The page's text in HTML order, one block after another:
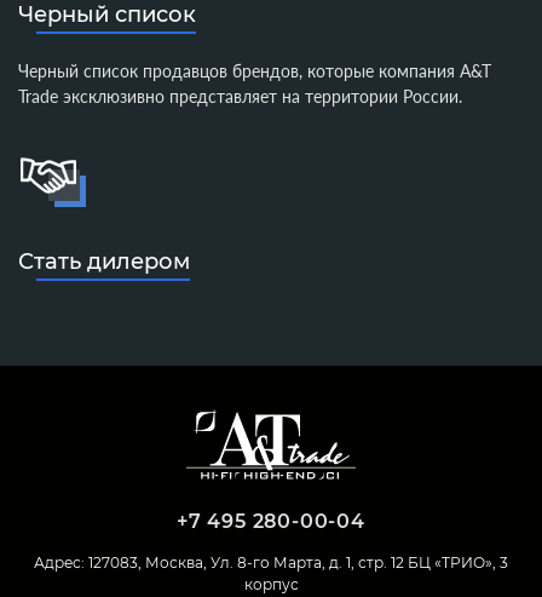
Черный список
Черный список продавцов брендов, которые компания A&T
Trade эксклюзивно представляет на территории России.
Стать дилером
+7 495 280-00-04
Адрес: 127083, Москва, Ул. 8-го Марта, д. 1, стр. 12 БЦ «ТРИО», 3
корпус